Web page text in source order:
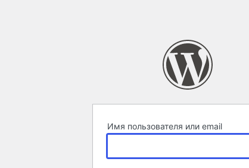
Имя пользователя или email